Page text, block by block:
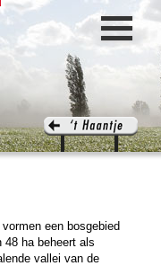
een bosgebied
48 ha beheert als
vallei van de